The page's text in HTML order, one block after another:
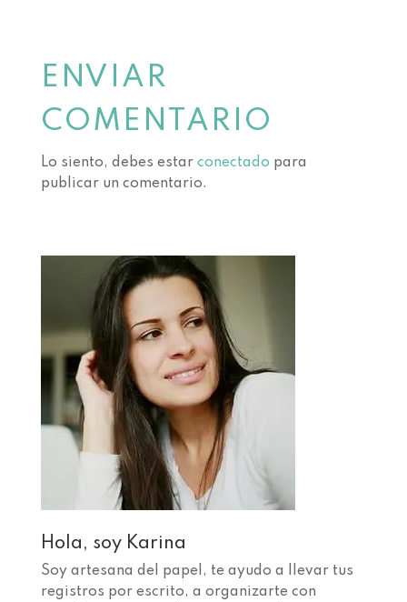
ENVIAR
COMENTARIO
Lo siento, debes estar conectado para
publicar un comentario.
Hola, soy Karina
Soy artesana del papel, te ayudo a llevar tus
registros por escrito, a organizarte con